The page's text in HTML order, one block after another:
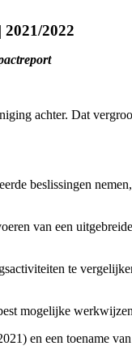
2022
achter. Dat
beslissingen
van een
te
mogelijke
en een toename